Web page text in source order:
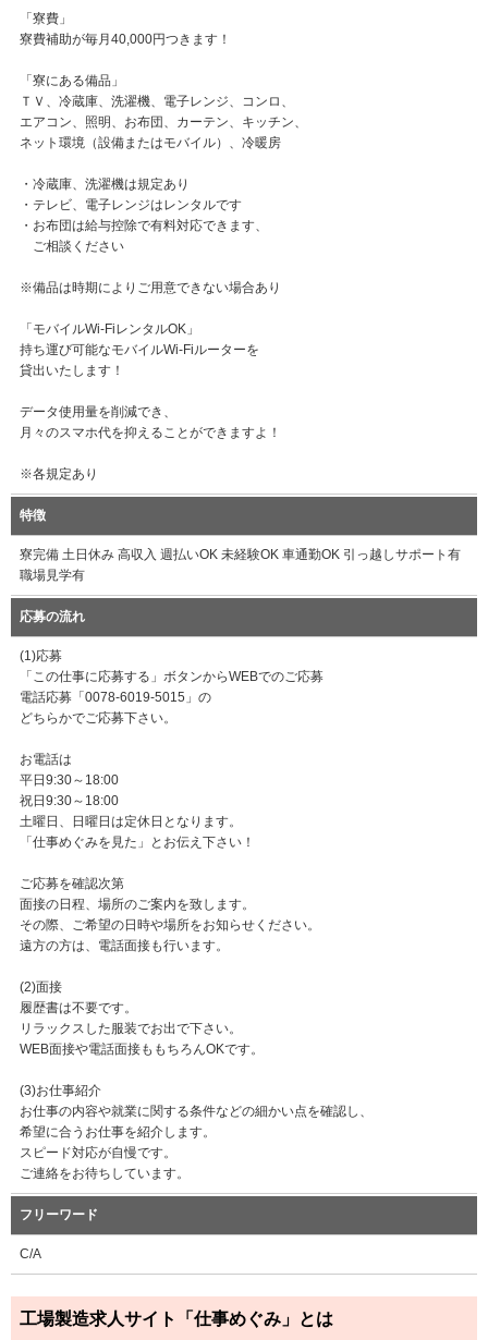
「寮費」
寮費補助が毎月40,000円つきます！
「寮にある備品」
ＴＶ、冷蔵庫、洗濯機、電子レンジ、コンロ、
エアコン、照明、お布団、カーテン、キッチン、
ネット環境（設備またはモバイル）、冷暖房
・冷蔵庫、洗濯機は規定あり
・テレビ、電子レンジはレンタルです
・お布団は給与控除で有料対応できます、
ご相談ください
※備品は時期によりご用意できない場合あり
「モバイルWi-FiレンタルOK」
持ち運び可能なモバイルWi-Fiルーターを
貸出いたします！
データ使用量を削減でき、
月々のスマホ代を抑えることができますよ！
※各規定あり
特徴
寮完備 土日休み 高収入 週払いOK 未経験OK 車通勤OK 引っ越しサポート有
職場見学有
応募の流れ
(1)応募
「この仕事に応募する」ボタンからWEBでのご応募
電話応募「0078-6019-5015」の
どちらかでご応募下さい。
お電話は
平日9:30～18:00
祝日9:30～18:00
土曜日、日曜日は定休日となります。
「仕事めぐみを見た」とお伝え下さい！
ご応募を確認次第
面接の日程、場所のご案内を致します。
その際、ご希望の日時や場所をお知らせください。
遠方の方は、電話面接も行います。
(2)面接
履歴書は不要です。
リラックスした服装でお出で下さい。
WEB面接や電話面接ももちろんOKです。
(3)お仕事紹介
お仕事の内容や就業に関する条件などの細かい点を確認し、
希望に合うお仕事を紹介します。
スピード対応が自慢です。
ご連絡をお待ちしています。
フリーワード
C/A
工場製造求人サイト「仕事めぐみ」とは